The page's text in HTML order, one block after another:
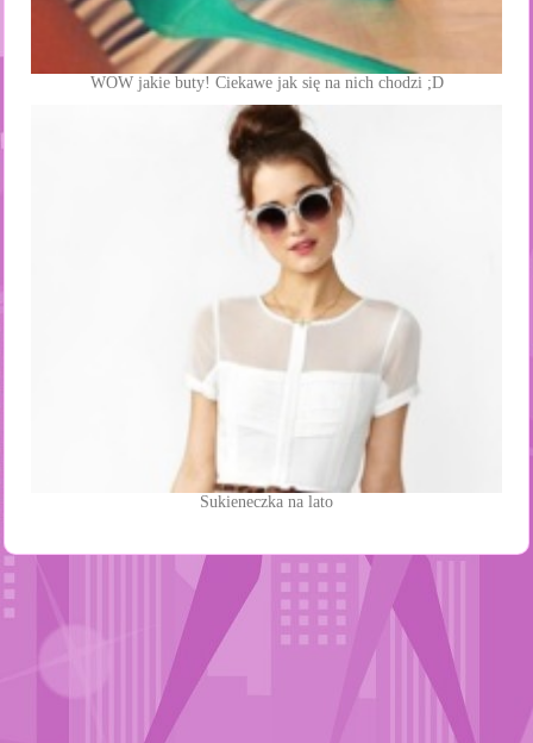
WOW jakie buty! Ciekawe jak się na nich chodzi ;D
Sukieneczka na lato